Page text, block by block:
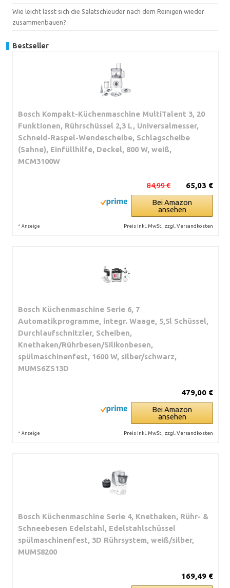
Wie leicht lässt sich die Salatschleuder nach dem Reinigen wieder
zusammenbauen?
Bestseller
Bosch Kompakt-Küchenmaschine MultiTalent 3, 20
Funktionen, Rührschüssel 2,3 L, Universalmesser,
Schneid-Raspel-Wendescheibe, Schlagscheibe
(Sahne), Einfüllhilfe, Deckel, 800 W, weiß,
MCM3100W
65,03 €
84,99 €
Bei Amazon
ansehen
* Anzeige Preis inkl. MwSt., zzgl. Versandkosten
Bosch Küchenmaschine Serie 6, 7
Automatikprogramme, integr. Waage, 5,5l Schüssel,
Durchlaufschnitzler, Scheiben,
Knethaken/Rührbesen/Silikonbesen,
spülmaschinenfest, 1600 W, silber/schwarz,
MUMS6ZS13D
479,00 €
Bei Amazon
ansehen
* Anzeige Preis inkl. MwSt., zzgl. Versandkosten
Bosch Küchenmaschine Serie 4, Knethaken, Rühr- &
Schneebesen Edelstahl, Edelstahlschüssel
spülmaschinenfest, 3D Rührsystem, weiß/silber,
MUM58200
169,49 €